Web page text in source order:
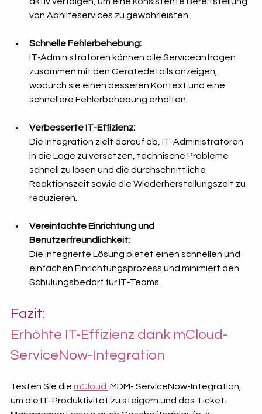
von Abhilfeservices zu gewährleisten.
Schnelle Fehlerbehebung:
IT-Administratoren können alle Serviceanfragen
zusammen mit den Gerätedetails anzeigen,
wodurch sie einen besseren Kontext und eine
schnellere Fehlerbehebung erhalten.
Verbesserte IT-Effizienz:
Die Integration zielt darauf ab, IT-Administratoren
in die Lage zu versetzen, technische Probleme
schnell zu lösen und die durchschnittliche
Reaktionszeit sowie die Wiederherstellungszeit zu
reduzieren.
Vereinfachte Einrichtung und
Benutzerfreundlichkeit:
Die integrierte Lösung bietet einen schnellen und
einfachen Einrichtungsprozess und minimiert den
Schulungsbedarf für IT-Teams.
Fazit:
Erhöhte IT-Effizienz dank mCloud-
ServiceNow-Integration
Testen Sie die mCloud MDM- ServiceNow-Integration,
um die IT-Produktivität zu steigern und das Ticket-